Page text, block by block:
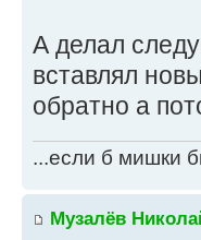
А делал
вставлял
обратно а
...если б мишки
Музалёв